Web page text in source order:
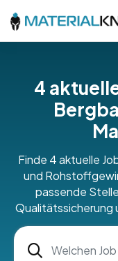
4
Finde 4 aktuelle
und
passende
Qualitätssicherung